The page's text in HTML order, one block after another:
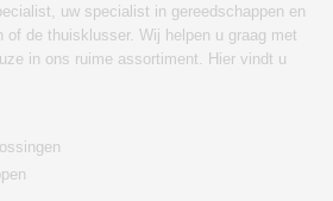
uw specialist in gereedschappen en
of de thuisklusser. Wij helpen u graag met
in ons ruime assortiment. Hier vindt u